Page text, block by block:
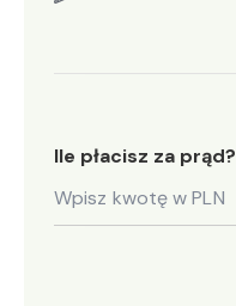
Ile płacisz za prąd?